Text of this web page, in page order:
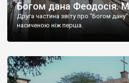
Богом дана Феодосія.
Друга частина звіту про "Богом
насиченою ніж перша.